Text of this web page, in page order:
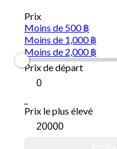
Prix
Moins de 500 ฿
Moins de 1,000 ฿
Moins de 2,000 ฿
Prix de départ
Prix le plus élevé